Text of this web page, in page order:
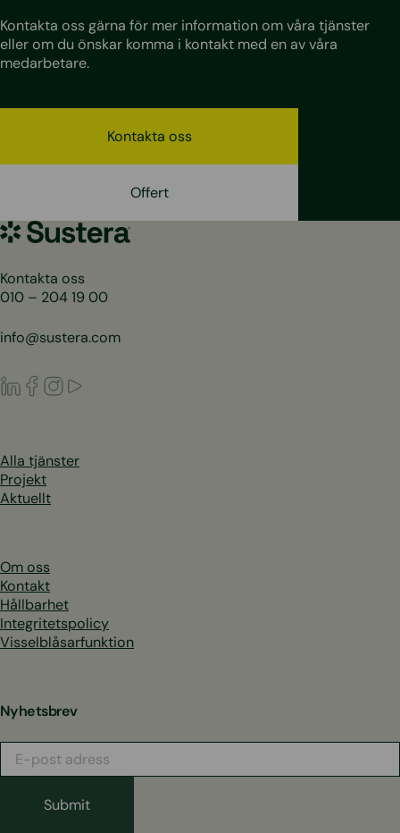
Kontakta oss gärna för mer information om våra tjänster
eller om du önskar komma i kontakt med en av våra
medarbetare.
Kontakta oss
Offert
Sustera
Sweden
Kontakta oss
010 – 204 19 00
info@sustera.com
LinkedIn
Facebook
Instagram
Alla tjänster
Projekt
Aktuellt
Om oss
Kontakt
Hållbarhet
Integritetspolicy
Visselblåsarfunktion
Nyhetsbrev
post